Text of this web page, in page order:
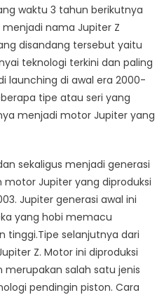
waktu 3 tahun berikutnya
nama Jupiter Z
disandang tersebut yaitu
teknologi terkini dan paling
launching di awal era 2000-
tipe atau seri yang
menjadi motor Jupiter yang
sekaligus menjadi generasi
Jupiter yang diproduksi
Jupiter generasi awal ini
yang hobi memacu
tinggi.Tipe selanjutnya dari
Z. Motor ini diproduksi
salah satu jenis
pendingin piston. Cara